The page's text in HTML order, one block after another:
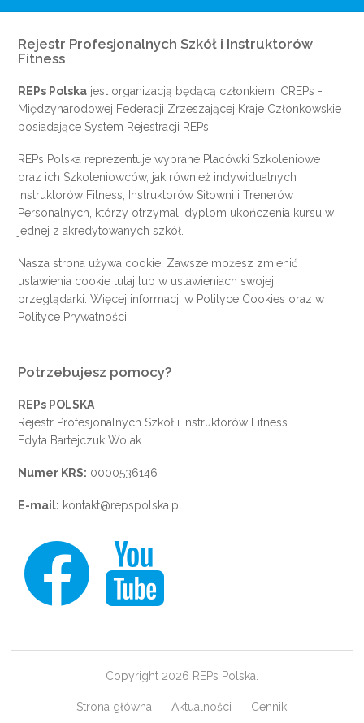
Rejestr Profesjonalnych Szkół i Instruktorów
Fitness
REPs Polska jest organizacją będącą członkiem ICREPs -
Międzynarodowej Federacji Zrzeszającej Kraje Członkowskie
posiadające System Rejestracji REPs.
REPs Polska reprezentuje wybrane Placówki Szkoleniowe
oraz ich Szkoleniowców, jak również indywidualnych
Instruktorów Fitness, Instruktorów Siłowni i Trenerów
Personalnych, którzy otrzymali dyplom ukończenia kursu w
jednej z akredytowanych szkół.
Nasza strona używa cookie. Zawsze możesz zmienić
ustawienia cookietutaj lub w ustawieniach swojej
przeglądarki. Więcej informacji w Polityce Cookies oraz w
Polityce Prywatności
Potrzebujesz pomocy?
REPs POLSKA
Rejestr Profesjonalnych Szkół i Instruktorów Fitness
Edyta Bartejczuk Wolak
Numer KRS: 0000536146
E-mail: kontakt@repspolska.pl
Copyright 2026 REPs Polska.
Strona główna Aktualności Cennik